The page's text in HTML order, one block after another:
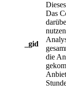
_gid
Das
die